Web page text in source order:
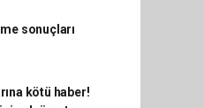
sonuçları
kötü haber!